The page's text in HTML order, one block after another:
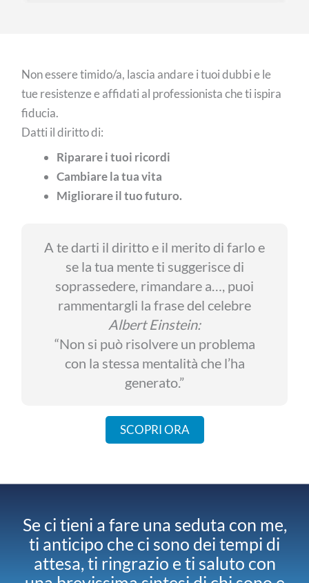
Non essere timido/a, lascia andare i tuoi dubbi e le
tue resistenze e affidati al professionista che ti ispira
fiducia.
Datti il diritto di:
Riparare i tuoi ricordi
Cambiare la tua vita
Migliorare il tuo futuro.
A te darti il diritto e il merito di farlo e
se la tua mente ti suggerisce di
soprassedere, rimandare a…, puoi
rammentargli la frase del celebre
Albert Einstein:
“Non si può risolvere un problema
con la stessa mentalità che l’ha
generato.”
SCOPRI ORA
Se ci tieni a fare una seduta con me,
ti anticipo che ci sono dei tempi di
attesa, ti ringrazio e ti saluto con